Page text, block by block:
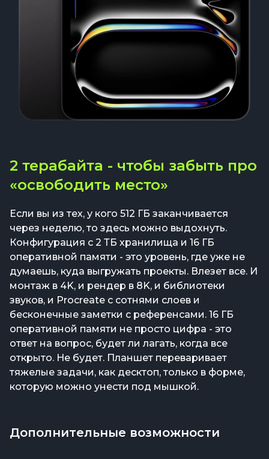
2 терабайта - чтобы забыть про
«освободить место»
Если вы из тех, у кого 512 ГБ заканчивается
через неделю, то здесь можно выдохнуть.
Конфигурация с 2 ТБ хранилища и 16 ГБ
оперативной памяти - это уровень, где уже не
думаешь, куда выгружать проекты. Влезет все. И
монтаж в 4K, и рендер в 8K, и библиотеки
звуков, и Procreate с сотнями слоев и
бесконечные заметки с референсами. 16 ГБ
оперативной памяти не просто цифра - это
ответ на вопрос, будет ли лагать, когда все
открыто. Не будет. Планшет переваривает
тяжелые задачи, как десктоп, только в форме,
которую можно унести под мышкой.
Дополнительные возможности